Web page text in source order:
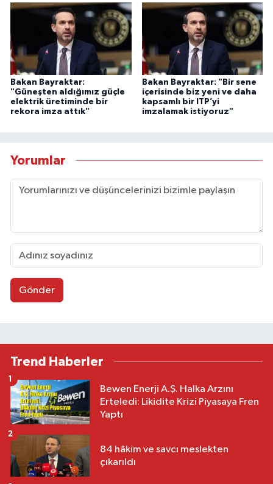
Bakan Bayraktar:
"Güneşten aldığımız güçle
elektrik üretiminde bir
rekora imza attık"
Bakan Bayraktar: "Bir sene
içerisinde biz yeni ve daha
kapsamlı bir ITP’yi
imzalamak istiyoruz"
Yorumlar
Gönder
Trend Haberler
Bewen Enerji A.Ş. Halka Arzını
Erteledi: Likidite Krizi Piyasaya Fren
Yaptı
1
84 hâkim ve savcı meslekten
çıkarıldı
2